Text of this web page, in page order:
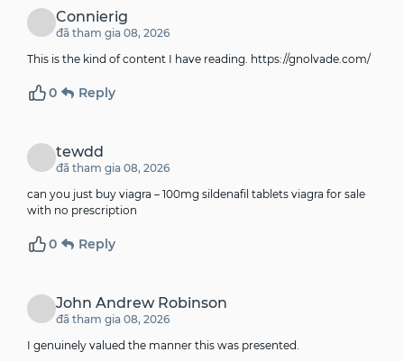
Connierig
đã tham gia 08, 2026
This is the kind of content I have reading. https://gnolvade.com/
0 Reply
tewdd
đã tham gia 08, 2026
can you just buy viagra – 100mg sildenafil tablets viagra for sale
with no prescription
0 Reply
John Andrew Robinson
đã tham gia 08, 2026
I genuinely valued the manner this was presented.